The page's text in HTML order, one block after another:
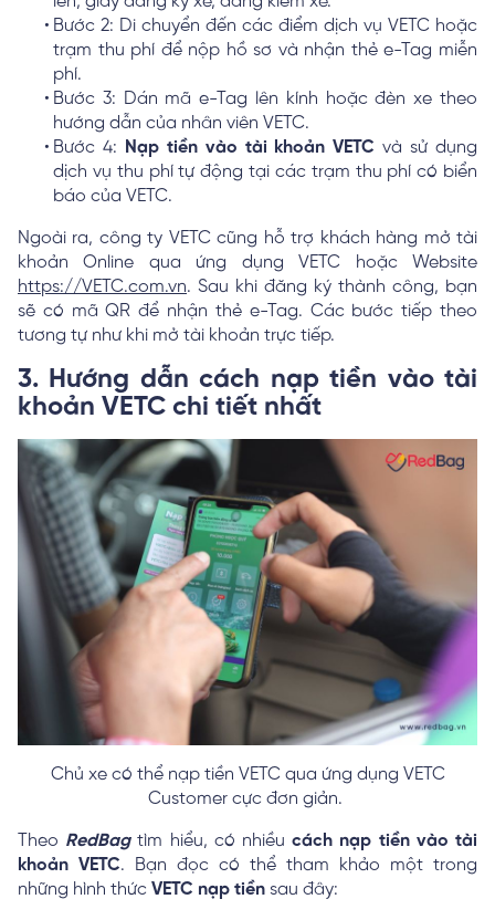
Bước 2: Di chuyển đến các điểm dịch vụ VETC hoặc
trạm thu phí để nộp hồ sơ và nhận thẻ e-Tag miễn
phí.
Bước 3: Dán mã e-Tag lên kính hoặc đèn xe theo
hướng dẫn của nhân viên VETC.
Bước 4:
Nạp tiền vào tài khoản VETC và sử dụng
dịch vụ thu phí tự động tại các trạm thu phí có biển
báo của VETC.
Ngoài ra, công ty VETC cũng hỗ trợ khách hàng mở tài
khoản Online qua ứng dụng VETC hoặc Website
https://VETC.com.vn. Sau khi đăng ký thành công, bạn
sẽ có mã QR để nhận thẻ e-Tag. Các bước tiếp theo
tương tự như khi mở tài khoản trực tiếp.
3. Hướng dẫn cách nạp tiền vào tài
khoản VETC chi tiết nhất
Chủ xe có thể nạp tiền VETC qua ứng dụng VETC
Customer cực đơn giản.
Theo RedBagtìm hiểu, có nhiềucách nạp tiền vào tài
khoản VETC. Bạn đọc có thể tham khảo một trong
những hình thức VETC nạp tiền sau đây: